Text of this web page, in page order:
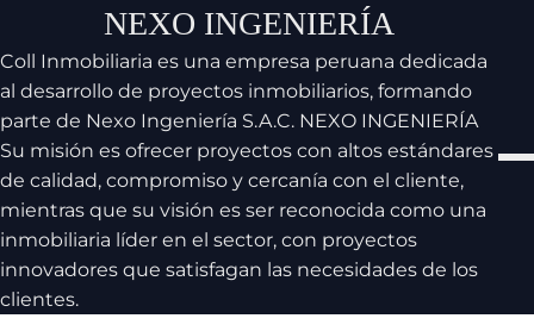
content
NEXO INGENIERÍA
Coll Inmobiliaria es una empresa peruana dedicada
al desarrollo de proyectos inmobiliarios, formando
parte de Nexo Ingeniería S.A.C. NEXO INGENIERÍA
Su misión es ofrecer proyectos con altos estándares
de calidad, compromiso y cercanía con el cliente,
mientras que su visión es ser reconocida como una
inmobiliaria líder en el sector, con proyectos
innovadores que satisfagan las necesidades de los
clientes.